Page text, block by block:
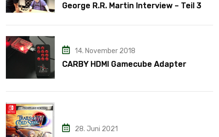
George R.R. Martin Interview – Teil 3
14. November 2018
CARBY HDMI Gamecube Adapter
28. Juni 2021